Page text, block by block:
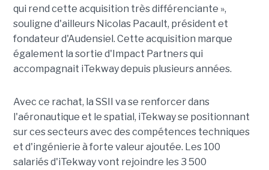
qui rend cette acquisition très différenciante »,
souligne d'ailleurs Nicolas Pacault, président et
fondateur d'Audensiel. Cette acquisition marque
également la sortie d'Impact Partners qui
accompagnait iTekway depuis plusieurs années.
Avec ce rachat, la SSII va se renforcer dans
l'aéronautique et le spatial, iTekway se positionnant
sur ces secteurs avec des compétences techniques
et d'ingénierie à forte valeur ajoutée. Les 100
salariés d'iTekway vont rejoindre les 3 500